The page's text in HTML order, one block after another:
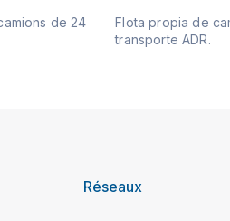
de 24
Flota propia de
transporte ADR.
Réseaux